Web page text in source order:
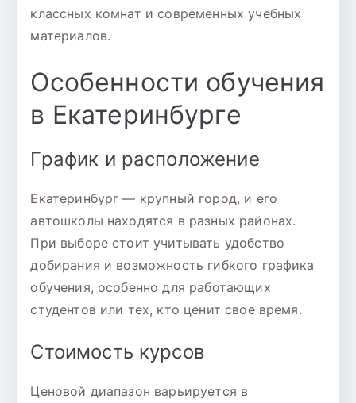
классных комнат и современных учебных
материалов.
Особенности обучения
в Екатеринбурге
График и расположение
Екатеринбург — крупный город, и его
автошколы находятся в разных районах.
При выборе стоит учитывать удобство
добирания и возможность гибкого графика
обучения, особенно для работающих
студентов или тех, кто ценит свое время.
Стоимость курсов
Ценовой диапазон варьируется в